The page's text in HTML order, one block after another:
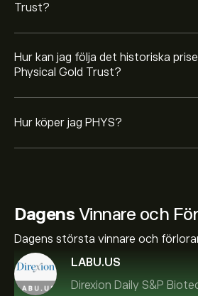
Trust?
Hur kan jag följa det historiska
Physical Gold Trust?
Hur köper jag PHYS?
Dagens Vinnare och
Dagens största vinnare och
LABU.US